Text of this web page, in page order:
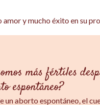
amor y mucho éxito en su
más fértiles
espontáneo?
un aborto espontáneo, el